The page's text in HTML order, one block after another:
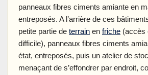
panneaux fibres ciments amiante en
entreposés. A l’arrière de ces
petite partie de terrain en friche (accès
difficile), panneaux fibres ciments
état, entreposés, puis un atelier de
menaçant de s’effondrer par endroit,